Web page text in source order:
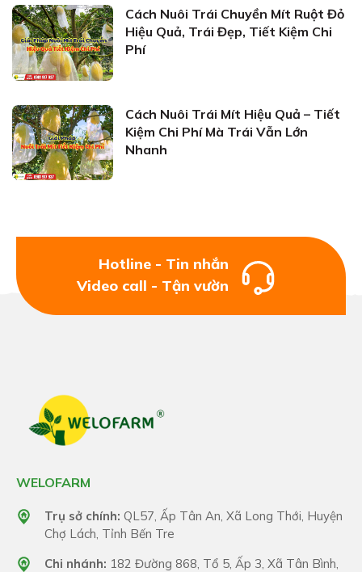
Cách Nuôi Trái Chuyền Mít Ruột Đỏ
Hiệu Quả, Trái Đẹp, Tiết Kiệm Chi
Phí
Cách Nuôi Trái Mít Hiệu Quả – Tiết
Kiệm Chi Phí Mà Trái Vẫn Lớn
Nhanh
Hotline - Tin nhắn
Video call - Tận vườn
WELOFARM
Trụ sở chính: QL57, Ấp Tân An, Xã Long Thới, Huyện
Chợ Lách, Tỉnh Bến Tre
Chi nhánh: 182 Đường 868, Tổ 5, Ấp 3, Xã Tân Bình,